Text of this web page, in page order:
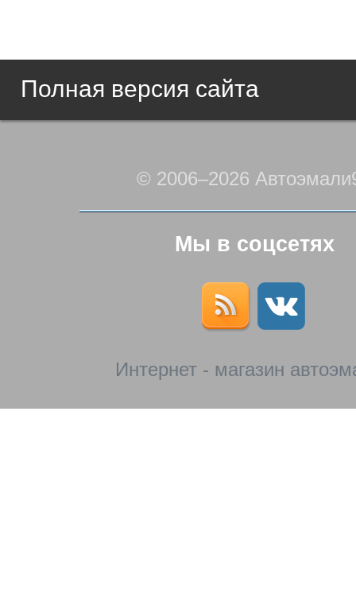
Полная версия сайта
© 2006–2026
Мы в соцсетях
Интернет - магазин